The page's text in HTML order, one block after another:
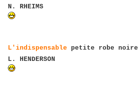
N. RHEIMS
L'indispensable petite robe noire
L. HENDERSON